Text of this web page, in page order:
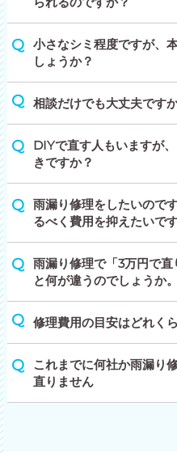
小さなシミ程度ですが、
しょうか？
相談だけでも大丈夫です
DIYで直す人もいますが
きですか？
雨漏り修理をしたいので
るべく費用を抑えたいです
雨漏り修理で「3万円で
と何が違うのでしょうか。
修理費用の目安はどれく
これまでに何社か雨漏り
直りません